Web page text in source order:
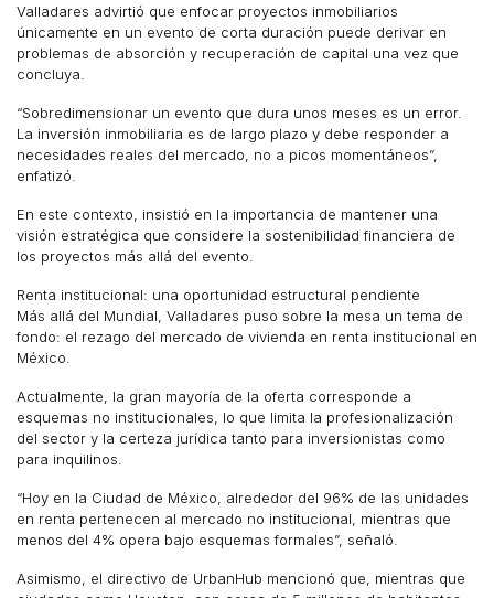
Valladares advirtió que enfocar proyectos inmobiliarios
únicamente en un evento de corta duración puede derivar en
problemas de absorción y recuperación de capital una vez que
concluya.
“Sobredimensionar un evento que dura unos meses es un error.
La inversión inmobiliaria es de largo plazo y debe responder a
necesidades reales del mercado, no a picos momentáneos”,
enfatizó.
En este contexto, insistió en la importancia de mantener una
visión estratégica que considere la sostenibilidad financiera de
los proyectos más allá del evento.
Renta institucional: una oportunidad estructural pendiente
Más allá del Mundial, Valladares puso sobre la mesa un tema de
fondo: el rezago del mercado de vivienda en renta institucional en
México.
Actualmente, la gran mayoría de la oferta corresponde a
esquemas no institucionales, lo que limita la profesionalización
del sector y la certeza jurídica tanto para inversionistas como
para inquilinos.
“Hoy en la Ciudad de México, alrededor del 96% de las unidades
en renta pertenecen al mercado no institucional, mientras que
menos del 4% opera bajo esquemas formales”, señaló.
Asimismo, el directivo de UrbanHub mencionó que, mientras que